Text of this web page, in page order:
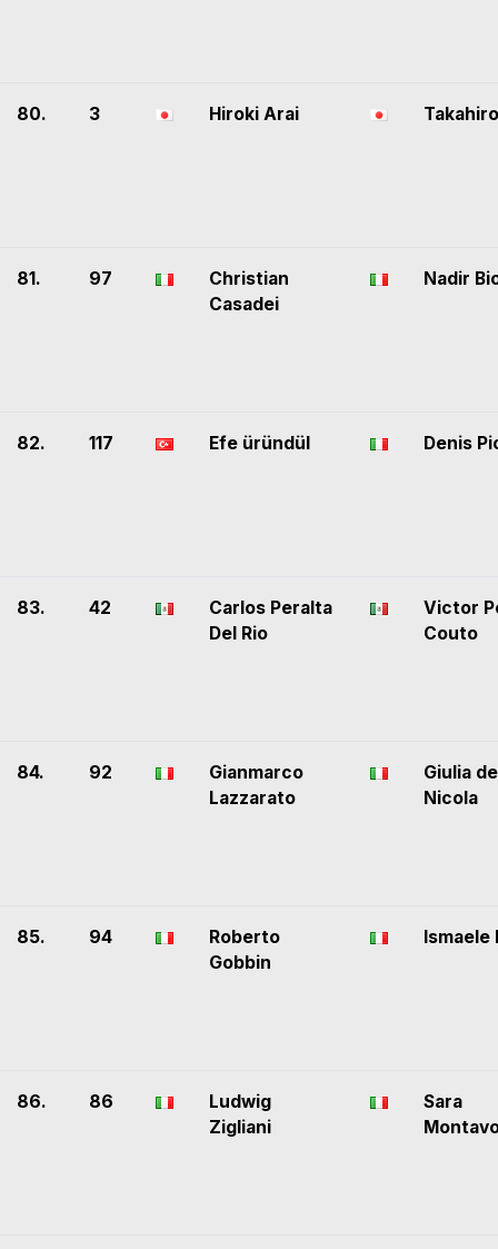
80. 3 Hiroki Arai
81. 97
Christian
Casadei
Nadir
82. 117 Efe üründül Denis
83. 42
Carlos Peralta
Del Rio
Victor
Couto
84. 92
Gianmarco
Lazzarato
Giulia de
Nicola
85. 94
Roberto
Gobbin
Ismaele
86. 86
Ludwig
Zigliani
Sara